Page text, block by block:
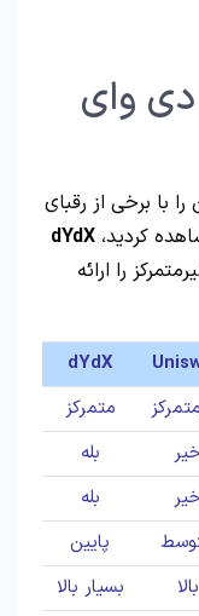
وای
را با برخی از رقبای
کردید، dYdX
را ارائه
dYdX
متمرکز
خیر
بله
خیر
بله
پایین
بالا
بسیار بالا